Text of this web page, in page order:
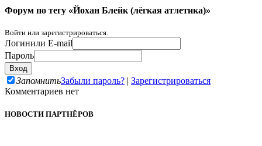
Форум по тегу «Йохан Блейк (лёгкая атлетика)»
Войти или зарегистрироваться.
Логинили E-mail
Пароль
ЗапомнитьЗабыли пароль? | Зарегистрироваться
Комментариев нет
НОВОСТИ ПАРТНЁРОВ